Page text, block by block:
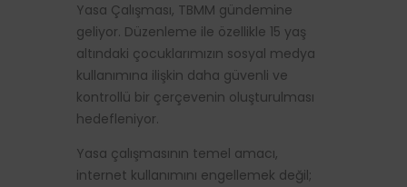
Yasa Çalışması, TBMM gündemine
geliyor. Düzenleme ile özellikle 15 yaş
altındaki çocuklarımızın sosyal medya
kullanımına ilişkin daha güvenli ve
kontrollü bir çerçevenin oluşturulması
hedefleniyor.
Yasa çalışmasının temel amacı,
internet kullanımını engellemek değil;